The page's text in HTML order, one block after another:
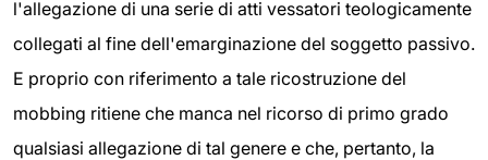
l'allegazione di una serie di atti vessatori teologicamente
collegati al fine dell'emarginazione del soggetto passivo.
E proprio con riferimento a tale ricostruzione del
mobbing ritiene che manca nel ricorso di primo grado
qualsiasi allegazione di tal genere e che, pertanto, la